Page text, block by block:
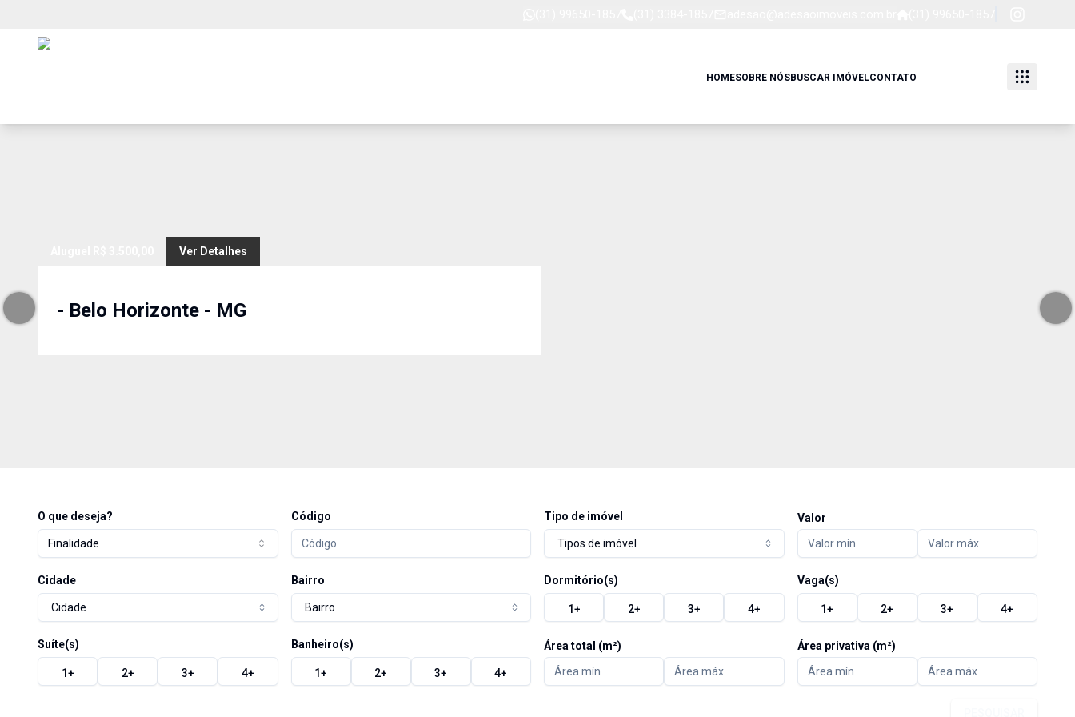
HOMESOBRE NÓSBUSCAR IMÓVELCONTATO
Ver Detalhes
- Belo Horizonte - MG
O que deseja?
Finalidade
Código Tipo de imóvel
Tipos de imóvel
Valor
Cidade
Cidade
Bairro
Bairro
Dormitório(s)
1+ 2+ 3+ 4+
Vaga(s)
1+ 2+ 3+ 4+
Suíte(s)
1+ 2+ 3+ 4+
Banheiro(s)
1+ 2+ 3+ 4+
Área total (m²) Área privativa (m²)